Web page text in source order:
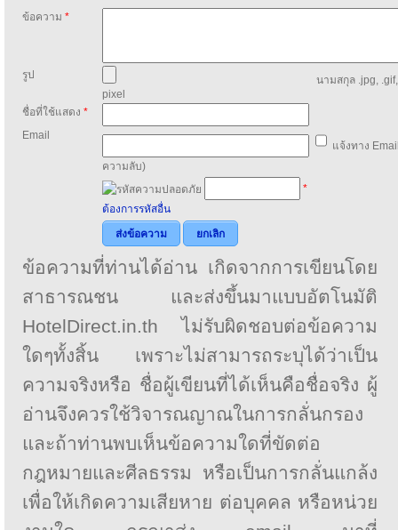
ข้อความ *
รูป
นามสกุล .jpg,
pixel
ชื่อที่ใช้แสดง *
Email
แจ้งทาง
ความลับ)
*
ต้องการรหัสอื่น
ส่งข้อความ
ยกเลิก
ข้อความที่ท่านได้อ่าน เกิดจากการเขียนโดย
สาธารณชน และส่งขึ้นมาแบบอัตโนมัติ
HotelDirect.in.th ไม่รับผิดชอบต่อข้อความ
ใดๆทั้งสิ้น เพราะไม่สามารถระบุได้ว่าเป็น
ความจริงหรือ ชื่อผู้เขียนที่ได้เห็นคือชื่อจริง ผู้
อ่านจึงควรใช้วิจารณญาณในการกลั่นกรอง
และถ้าท่านพบเห็นข้อความใดที่ขัดต่อ
กฎหมายและศีลธรรม หรือเป็นการกลั่นแกล้ง
เพื่อให้เกิดความเสียหาย ต่อบุคคล หรือหน่วย